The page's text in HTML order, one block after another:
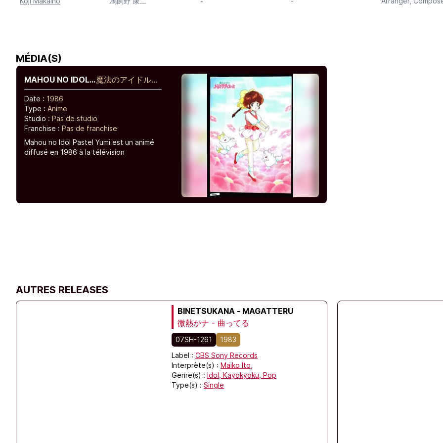
MÉDIA(S)
MAHOU NO IDOL
PASTEL YUMI
魔法のアイドルパ
ステルユーミ
Date : 1986
Type : Anime
Studio : Pas de studio
Franchise : Pas de franchise
Mahou no Idol Pastel Yumi est un animé
diffusé en 1986 à la télévision
AUTRES RELEASES
BINETSUKANA - MAGATTERU
微熱かナ - 曲ってる
07SH-1261
1983
Label : CBS Sony Records
Interprète(s) : Maiko Ito,
Genre(s) : Idol, Kayokyoku, Pop
Type(s) : Single